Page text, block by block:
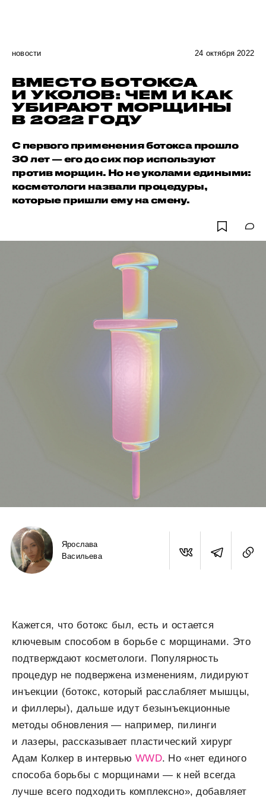
новости 24 октября 2022
ВМЕСТО БОТОКСА
И УКОЛОВ: ЧЕМ И КАК
УБИРАЮТ МОРЩИНЫ
В 2022 ГОДУ
С первого применения ботокса прошло
30 лет — его до сих пор используют
против морщин. Но не уколами едиными:
косметологи назвали процедуры,
которые пришли ему на смену.
Ярослава
Васильева
Кажется, что ботокс был, есть и остается
ключевым способом в борьбе с морщинами. Это
подтверждают косметологи. Популярность
процедур не подвержена изменениям, лидируют
инъекции (ботокс, который расслабляет мышцы,
и филлеры), дальше идут безынъекционные
методы обновления — например, пилинги
и лазеры, рассказывает пластический хирург
Адам Колкер в интервью WWD. Но «нет единого
способа борьбы с морщинами — к ней всегда
лучше всего подходить комплексно», добавляет